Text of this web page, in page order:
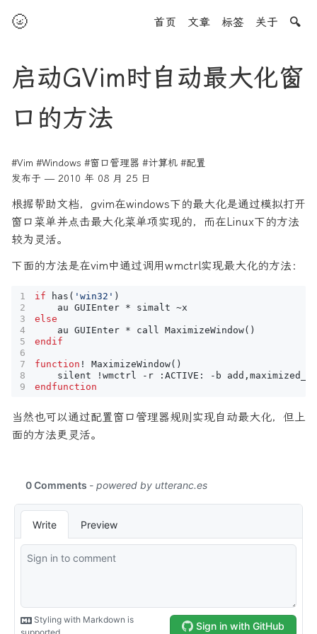
🌝 首页 文章 标签 关于 🔍
启动GVim时自动最大化窗
口的方法
#Vim #Windows #窗口管理器 #计算机 #配置
发布于 — 2010 年 08 月 25 日
根据帮助文档，gvim在windows下的最大化是通过模拟打开
窗口菜单并点击最大化菜单项实现的，而在Linux下的方法
较为灵活。
下面的方法是在vim中通过调用wmctrl实现最大化的方法：
if has ( 'win32' )
au GUIEnter * simalt ~x
else
au GUIEnter * call MaximizeWindow()
endif
function ! MaximizeWindow()
silent
! wmctrl - r : ACTIVE : - b add ,
endfunction
当然也可以通过配置窗口管理器规则实现自动最大化，但上
面的方法更灵活。